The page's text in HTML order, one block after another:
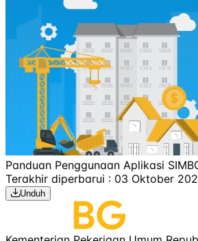
Panduan Penggunaan Aplikasi
Terakhir diperbarui : 03 Oktober
Unduh